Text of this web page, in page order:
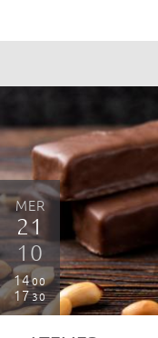
MER
21
10
1400
1730